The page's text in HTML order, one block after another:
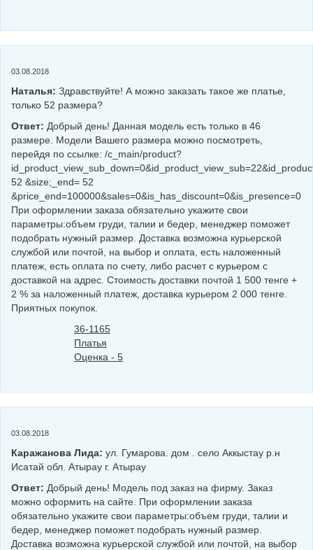
03.08.2018
Наталья: Здравствуйте! А можно заказать такое же платье,
только 52 размера?
Ответ: Добрый день! Данная модель есть только в 46
размере. Модели Вашего размера можно посмотреть,
перейдя по ссылке: /c_main/product?
52 &size;_end= 52
&price_end=100000&sales=0&is_has_discount=0&is_presence=0
При оформлении заказа обязательно укажите свои
параметры:объем груди, талии и бедер, менеджер поможет
подобрать нужный размер. Доставка возможна курьерской
службой или почтой, на выбор и оплата, есть наложенный
платеж, есть оплата по счету, либо расчет с курьером с
доставкой на адрес. Стоимость доставки почтой 1 500 тенге +
2 % за наложенный платеж, доставка курьером 2 000 тенге.
Приятных покупок.
36-1165
Платья
Оценка - 5
03.08.2018
Каражанова Лида: ул. Гумарова. дом . село Аккыстау р.н
Исатай обл. Атырау г. Атырау
Ответ: Добрый день! Модель под заказ на фирму. Заказ
можно оформить на сайте. При оформлении заказа
обязательно укажите свои параметры:объем груди, талии и
бедер, менеджер поможет подобрать нужный размер.
Доставка возможна курьерской службой или почтой, на выбор